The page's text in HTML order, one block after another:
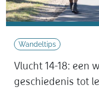
Wandeltips
Vlucht 14-18: een
geschiedenis tot